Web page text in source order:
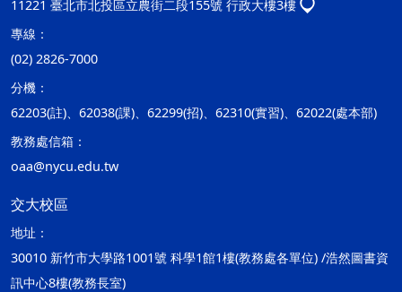
11221 臺北市北投區立農街二段155號 行政大樓3樓
專線：
(02) 2826-7000
分機：
62203(註)、62038(課)、62299(招)、62310(實習)、62022(處本部)
教務處信箱：
oaa@nycu.edu.tw
交大校區
地址：
30010 新竹市大學路1001號 科學1館1樓(教務處各單位) /浩然圖書資
訊中心8樓(教務長室)